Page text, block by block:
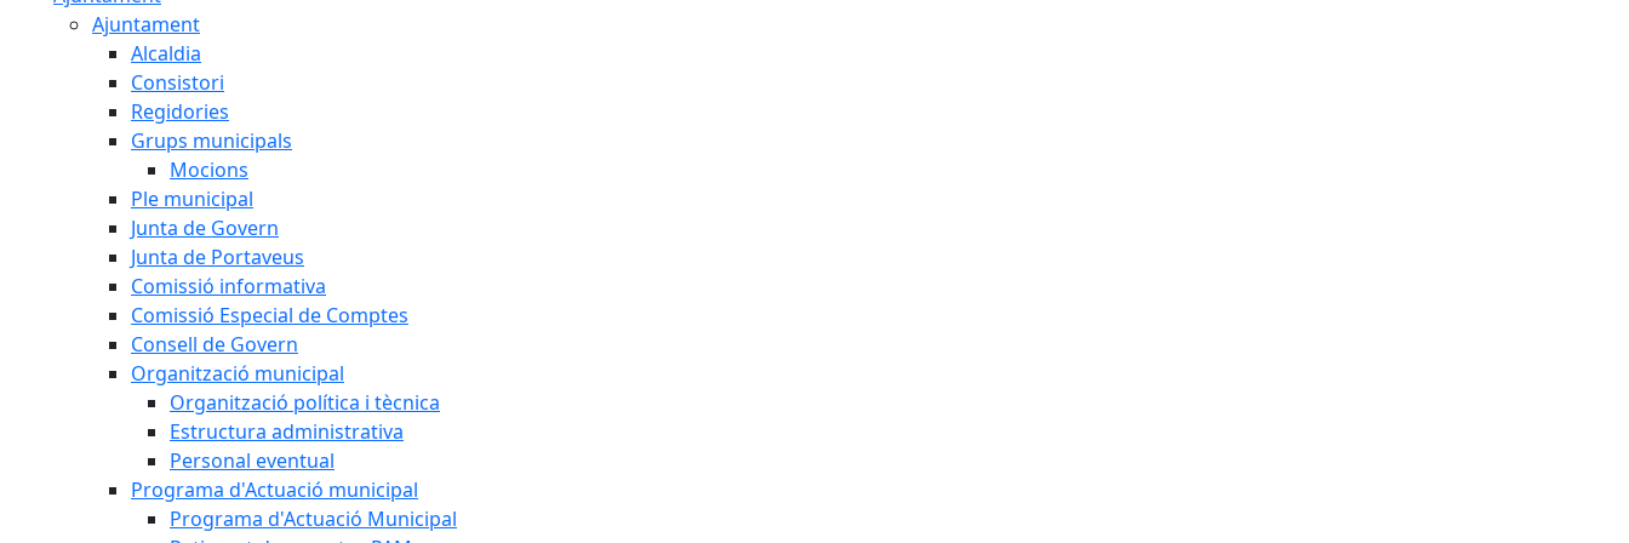
Ajuntament
Alcaldia
Consistori
Regidories
Grups municipals
Mocions
Ple municipal
Junta de Govern
Junta de Portaveus
Comissió informativa
Comissió Especial de Comptes
Consell de Govern
Organització municipal
Organització política i tècnica
Estructura administrativa
Personal eventual
Programa d'Actuació municipal
Programa d'Actuació Municipal